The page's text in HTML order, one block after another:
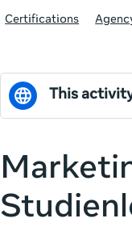
Certifications
This